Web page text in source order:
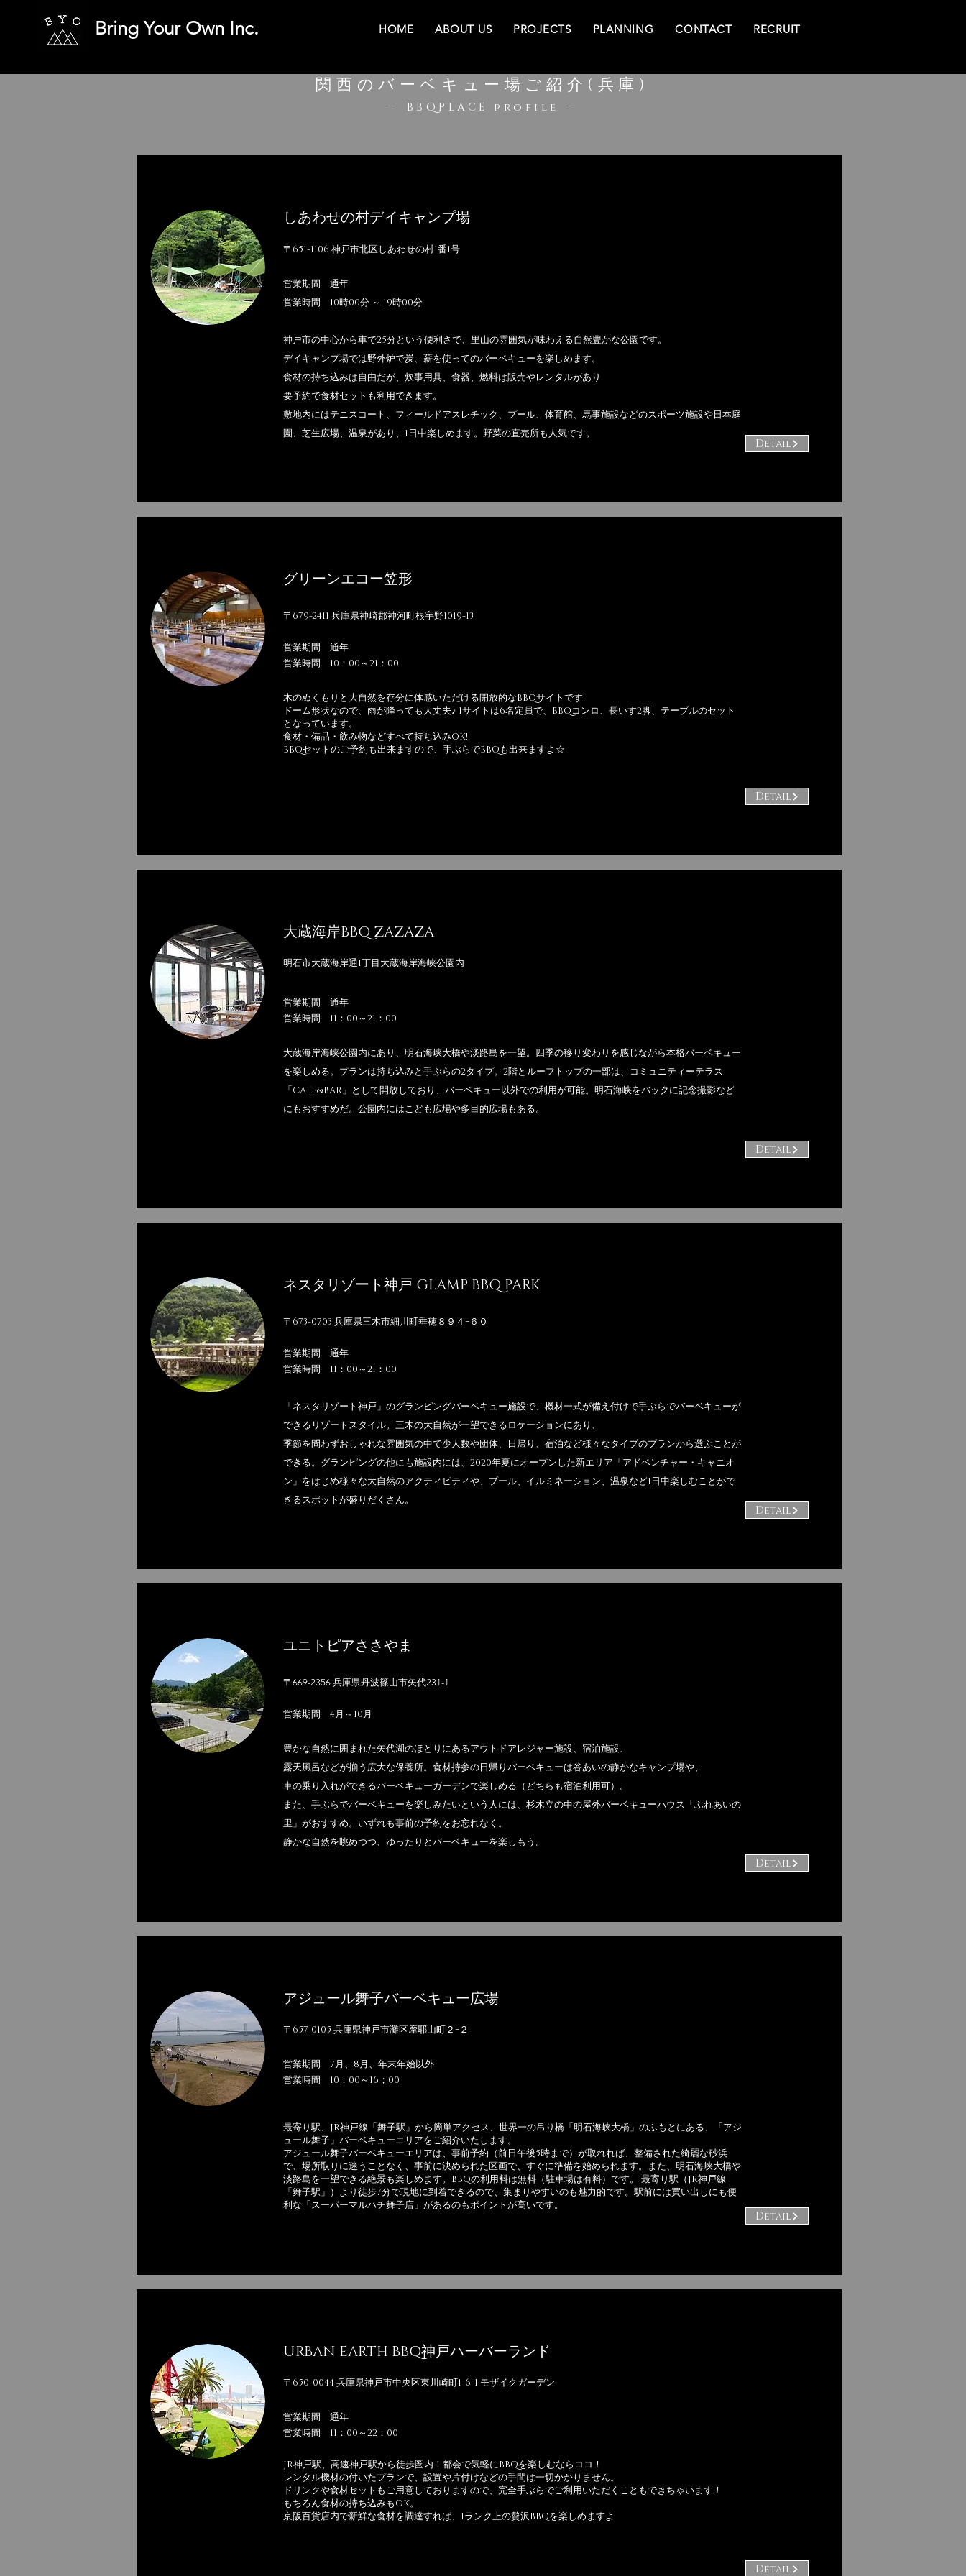
Bring Your Own Inc. HOME ABOUT US PROJECTS PLANNING CONTACT RECRUIT
関西のバーベキュー場ご紹介(兵庫)
-
BBQPLACE profile -
しあわせの村デイキャンプ場
〒651-1106 神戸市北区しあわせの村1番1号
営業期間 通年
営業時間 10時00分 ～ 19時00分
神戸市の中心から車で25分という便利さで、里山の雰囲気が味わえる自然豊かな公園です。
デイキャンプ場では野外炉で炭、薪を使ってのバーベキューを楽しめます。
食材の持ち込みは自由だが、炊事用具、食器、燃料は販売やレンタルがあり
要予約で食材セットも利用できます。
敷地内にはテニスコート、フィールドアスレチック、プール、体育館、馬事施設などのスポーツ施設や日本庭
園、芝生広場、温泉があり、1日中楽しめます。野菜の直売所も人気です。
Detail
グリーンエコー笠形
〒679-2411 兵庫県神崎郡神河町根宇野1019-13
営業期間 通年
営業時間 10：00～21：00
木のぬくもりと大自然を存分に体感いただける開放的なBBQサイトです!
ドーム形状なので、雨が降っても大丈夫♪ 1サイトは6名定員で、BBQコンロ、長いす2脚、テーブルのセット
となっています。
食材・備品・飲み物などすべて持ち込みOK!
BBQセットのご予約も出来ますので、手ぶらでBBQも出来ますよ☆
Detail
大蔵海岸BBQ ZAZAZA
明石市大蔵海岸通1丁目大蔵海岸海峡公園内
営業期間 通年
営業時間 11：00～21：00
大蔵海岸海峡公園内にあり、明石海峡大橋や淡路島を一望。四季の移り変わりを感じながら本格バーベキュー
を楽しめる。プランは持ち込みと手ぶらの2タイプ。2階とルーフトップの一部は、コミュニティーテラス
「CAFE&BAR」として開放しており、バーベキュー以外での利用が可能。明石海峡をバックに記念撮影など
にもおすすめだ。公園内にはこども広場や多目的広場もある。
Detail
ネスタリゾート神戸 GLAMP BBQ PARK
〒673-0703 兵庫県三木市細川町垂穂８９４−６０
営業期間 通年
営業時間 11：00～21：00
「ネスタリゾート神戸」のグランピングバーベキュー施設で、 機材一式が備え付けで手ぶらでバーベキューが
できるリゾートスタイル。三木の大自然が一望できるロケーションにあり、
季節を問わずおしゃれな雰囲気の中で少人数や団体、日帰り、宿泊など様々なタイプのプランから選ぶことが
できる。グランピングの他にも施設内には、2020年夏にオープンした新エリア「アドベンチャー・キャニオ
ン」をはじめ様々な大自然のアクティビティや、プール、イルミネーション、温泉など1日中楽しむことがで
きるスポットが盛りだくさん。
Detail
ユニトピアささやま
〒669-2356 兵庫県丹波篠山市矢代231-1
営業期間 4月～10月
豊かな自然に囲まれた矢代湖のほとりにあるアウトドアレジャー施設、宿泊施設、
露天風呂などが揃う広大な保養所。食材持参の日帰りバーベキューは谷あいの静かなキャンプ場や、
車の乗り入れができるバーベキューガーデンで楽しめる（どちらも宿泊利用可）。
また、手ぶらでバーベキューを楽しみたいという人には、杉木立の中の屋外バーベキューハウス「ふれあいの
里」がおすすめ。いずれも事前の予約をお忘れなく。
静かな自然を眺めつつ、ゆったりとバーベキューを楽しもう。
Detail
アジュール舞子バーベキュー広場
〒657-0105 兵庫県神戸市灘区摩耶山町２−２
営業期間 7月、8月、年末年始以外
営業時間 10：00～16；00
最寄り駅、JR神戸線「舞子駅」から簡単アクセス、世界一の吊り橋「明石海峡大橋」のふもとにある、「アジ
ュール舞子」バーベキューエリアをご紹介いたします。
アジュール舞子バーベキューエリアは、事前予約（前日午後5時まで）が取れれば、整備された綺麗な砂浜
で、場所取りに迷うことなく、事前に決められた区画で、すぐに準備を始められます。また、明石海峡大橋や
淡路島を一望できる絶景も楽しめます。BBQの利用料は無料（駐車場は有料）です。 最寄り駅（JR神戸線
「舞子駅」）より徒歩7分で現地に到着できるので、集まりやすいのも魅力的です。駅前には買い出しにも便
利な「スーパーマルハチ舞子店」があるのもポイントが高いです。
Detail
URBAN EARTH BBQ神戸ハーバーランド
〒650-0044 兵庫県神戸市中央区東川崎町1-6-1 モザイクガーデン
営業期間 通年
営業時間 11 ：00～22：00
JR神戸駅、高速神戸駅から徒歩圏内！都会で気軽にBBQを楽しむならココ！
レンタル機材の付いたプランで、設置や片付けなどの手間は一切かかりません。
ドリンクや食材セットもご用意しておりますので、完全手ぶらでご利用いただくこともできちゃいます！
もちろん食材の持ち込みもOK。
京阪百貨店内で新鮮な食材を調達すれば、1ランク上の贅沢BBQを楽しめますよ
Detail